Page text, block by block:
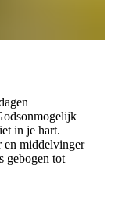
in je hart.
en middelvinger
gebogen tot